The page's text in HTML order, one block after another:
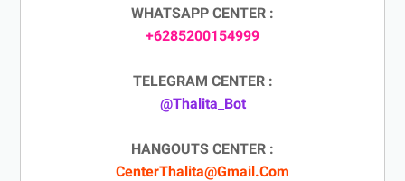
WHATSAPP CENTER :
+6285200154999
TELEGRAM CENTER :
@Thalita_Bot
HANGOUTS CENTER :
CenterThalita@Gmail.Com